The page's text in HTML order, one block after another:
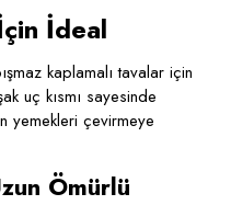
İdeal
kaplamalı tavalar için
uç kısmı sayesinde
yemekleri çevirmeye
Ömürlü